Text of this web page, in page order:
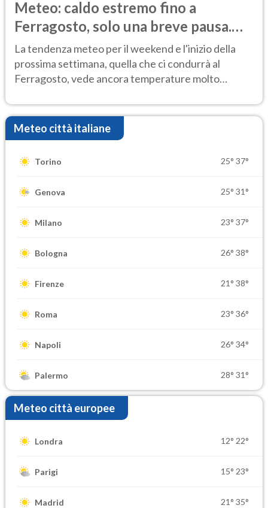
Meteo: caldo estremo fino a
Ferragosto, solo una breve pausa.
Ecco dove
La tendenza meteo per il weekend e l'inizio della
prossima settimana, quella che ci condurrà al
Ferragosto, vede ancora temperature molto
Meteo città italiane
Torino 25° 37°
Genova 25° 31°
Milano 23° 37°
Bologna 26° 38°
Firenze 21° 38°
Roma 23° 36°
Napoli 26° 34°
Palermo 28° 31°
Meteo città europee
Londra 12° 22°
Parigi 15° 23°
Madrid 21° 35°